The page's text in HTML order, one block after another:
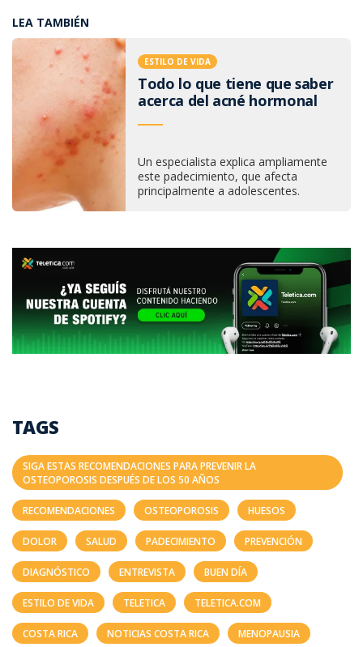
LEA TAMBIÉN
ESTILO DE VIDA
Todo lo que tiene que saber
acerca del acné hormonal
Un especialista explica ampliamente
este padecimiento, que afecta
principalmente a adolescentes.
TAGS
SIGA ESTAS RECOMENDACIONES PARA PREVENIR LA
OSTEOPOROSIS DESPUÉS DE LOS 50 AÑOS
RECOMENDACIONES OSTEOPOROSIS HUESOS
DOLOR SALUD PADECIMIENTO PREVENCIÓN
DIAGNÓSTICO ENTREVISTA BUEN DÍA
ESTILO DE VIDA TELETICA TELETICA.COM
COSTA RICA NOTICIAS COSTA RICA MENOPAUSIA